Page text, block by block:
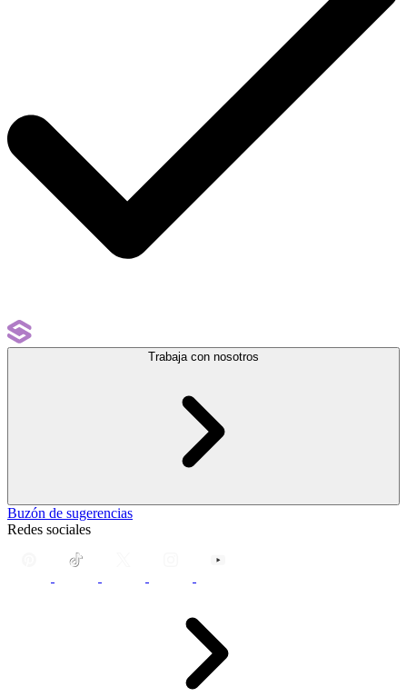
Trabaja con nosotros
Buzón de sugerencias
Redes sociales